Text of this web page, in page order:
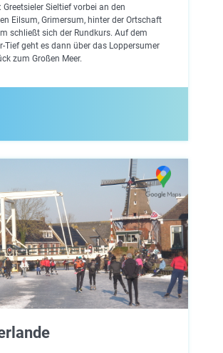
Greetsieler Sieltief vorbei an den
Eilsum, Grimersum, hinter der Ortschaft
schließt sich der Rundkurs. Auf dem
Tief geht es dann über das Loppersumer
zum Großen Meer.